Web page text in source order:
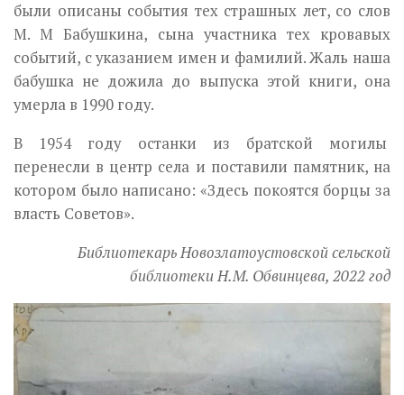
были описаны события тех страшных лет, со слов
М. М Бабушкина, сына участника тех кровавых
событий, с указанием имен и фамилий. Жаль наша
бабушка не дожила до выпуска этой книги, она
умерла в 1990 году.
В 1954 году останки из братской могилы
перенесли в центр села и поставили памятник, на
котором было написано: «Здесь покоятся борцы за
власть Советов».
Библиотекарь Новозлатоустовской сельской
библиотеки Н.М. Обвинцева, 2022 год